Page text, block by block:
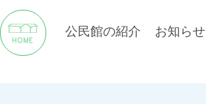
公民館の紹介 お知らせ